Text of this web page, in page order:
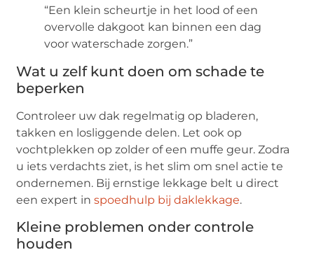
“Een klein scheurtje in het lood of een
overvolle dakgoot kan binnen een dag
voor waterschade zorgen.”
Wat u zelf kunt doen om schade te
beperken
Controleer uw dak regelmatig op bladeren,
takken en losliggende delen. Let ook op
vochtplekken op zolder of een muffe geur. Zodra
u iets verdachts ziet, is het slim om snel actie te
ondernemen. Bij ernstige lekkage belt u direct
een expert inspoedhulp bij daklekkage.
Kleine problemen onder controle
houden